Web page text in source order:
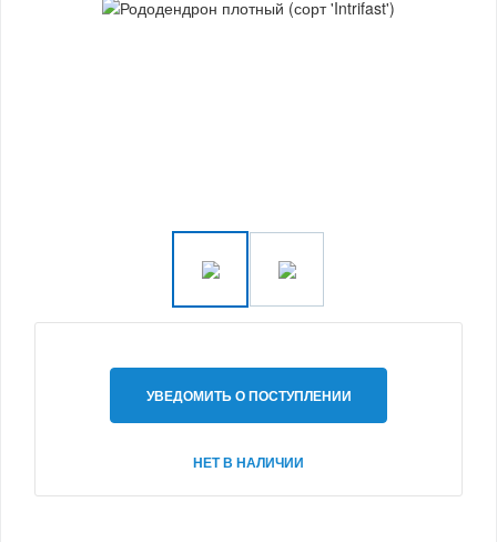
УВЕДОМИТЬ О ПОСТУПЛЕНИИ
НЕТ В НАЛИЧИИ